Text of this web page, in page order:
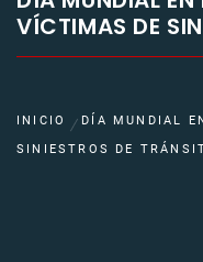
VÍCTIMAS DE
INICIO
DÍA MUNDIAL
SINIESTROS DE